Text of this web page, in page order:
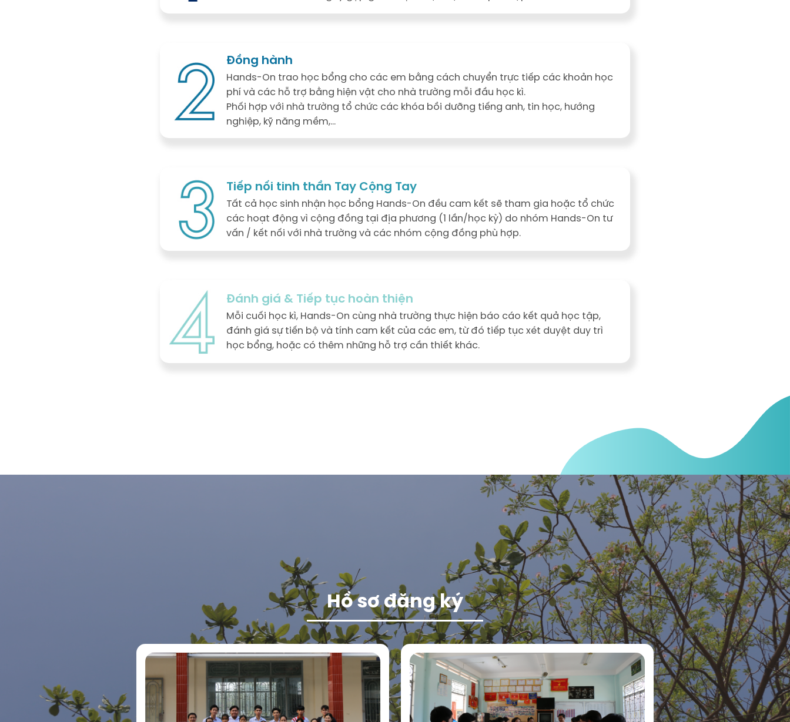
Đồng hành
Hands-On trao học bổng cho các em bằng cách chuyển trực tiếp các khoản học
phí và các hỗ trợ bằng hiện vật cho nhà trường mỗi đầu học kì.
Phối hợp với nhà trường tổ chức các khóa bồi dưỡng tiếng anh, tin học, hướng
nghiệp, kỹ năng mềm,...
Tiếp nối tinh thần Tay Cộng Tay
Tất cả học sinh nhận học bổng Hands-On đều cam kết sẽ tham gia hoặc tổ chức
các hoạt động vì cộng đồng tại địa phương (1 lần/học kỳ) do nhóm Hands-On tư
vấn / kết nối với nhà trường và các nhóm cộng đồng phù hợp.
Đánh giá & Tiếp tục hoàn thiện
Mỗi cuối học kì, Hands-On cùng nhà trường thực hiện báo cáo kết quả học tập,
đánh giá sự tiến bộ và tính cam kết của các em, từ đó tiếp tục xét duyệt duy trì
học bổng, hoặc có thêm những hỗ trợ cần thiết khác.
Hồ sơ đăng ký